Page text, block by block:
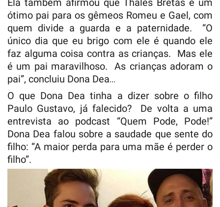
Ela também afirmou que Thales Bretas é um
ótimo pai para os gêmeos Romeu e Gael, com
quem divide a guarda e a paternidade. “O
único dia que eu brigo com ele é quando ele
faz alguma coisa contra as crianças. Mas ele
é um pai maravilhoso. As crianças adoram o
pai”, concluiu Dona Dea…
O que Dona Dea tinha a dizer sobre o filho
Paulo Gustavo, já falecido? De volta a uma
entrevista ao podcast “Quem Pode, Pode!”
Dona Dea falou sobre a saudade que sente do
filho: “A maior perda para uma mãe é perder o
filho”.